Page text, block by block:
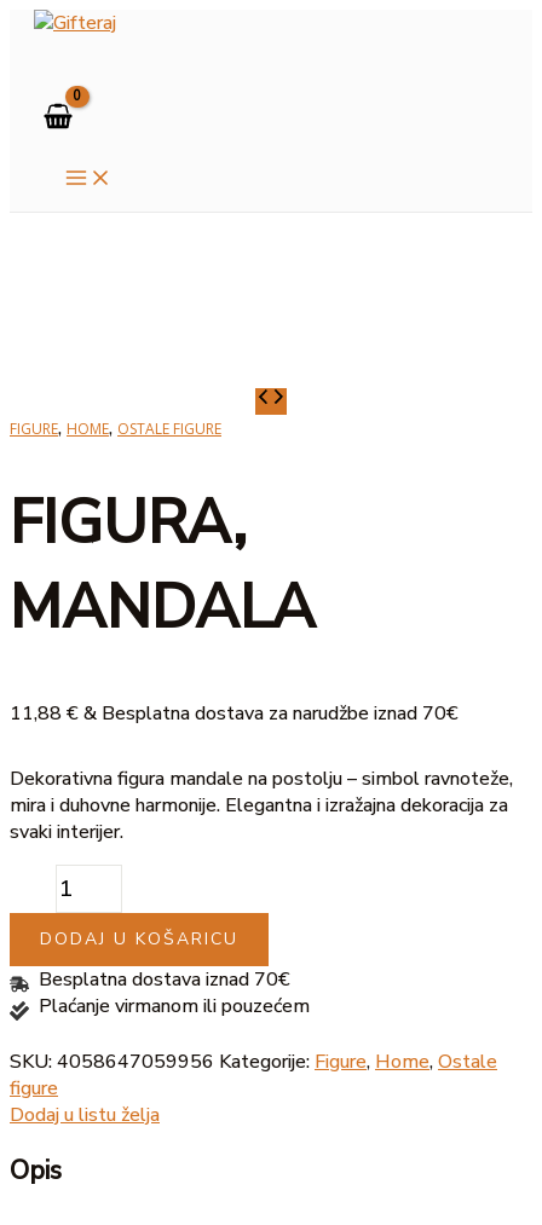
Skip
MENU
FIGURE, HOME, OSTALE FIGURE
FIGURA,
MANDALA
11,88 €& Besplatna dostava za narudžbe iznad 70€
Dekorativna figura mandale na postolju – simbol ravnoteže,
mira i duhovne harmonije. Elegantna i izražajna dekoracija za
svaki interijer.
MANDALA
DODAJ U KOŠARICU
Besplatna dostava iznad 70€
Plaćanje virmanom ili pouzećem
SKU:4058647059956 Kategorije:Figure,Home,Ostale
figure
Dodaj u listu želja
Opis